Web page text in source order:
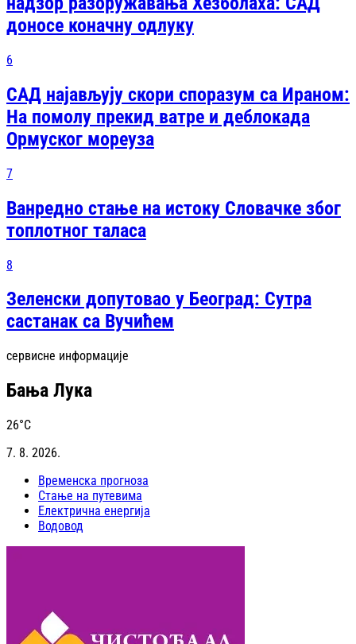
доносе коначну одлуку
6
САД најављују скори споразум са Ираном:
На помолу прекид ватре и деблокада
Ормуског мореуза
7
Ванредно стање на истоку Словачке због
топлотног таласа
8
Зеленски допутовао у Београд: Сутра
састанак са Вучићем
сервисне информације
Бања Лука
26°C
7. 8. 2026.
Временска прогноза
Стање на путевима
Електрична енергија
Водовод